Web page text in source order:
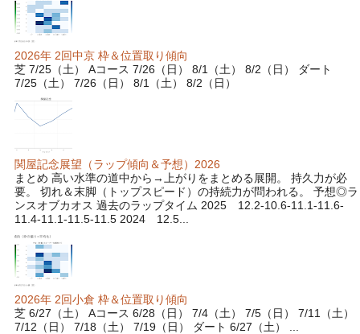
2026年 2回中京 枠＆位置取り傾向
芝 7/25（土） Aコース 7/26（日） 8/1（土） 8/2（日） ダート
7/25（土） 7/26（日） 8/1（土） 8/2（日）
関屋記念展望（ラップ傾向＆予想）2026
まとめ 高い水準の道中から→上がりをまとめる展開。 持久力が必
要。 切れ＆末脚（トップスピード）の持続力が問われる。 予想◎ラ
ンスオブカオス 過去のラップタイム 2025 12.2-10.6-11.1-11.6-
11.4-11.1-11.5-11.5 2024 12.5...
2026年 2回小倉 枠＆位置取り傾向
芝 6/27（土） Aコース 6/28（日） 7/4（土） 7/5（日） 7/11（土）
7/12（日） 7/18（土） 7/19（日） ダート 6/27（土） ...